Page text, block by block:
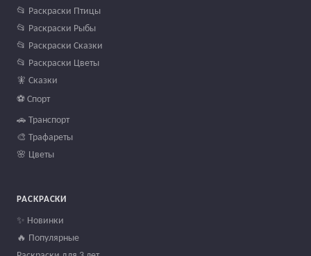
📂 Раскраски Птицы
📂 Раскраски Рыбы
📂 Раскраски Сказки
📂 Раскраски Цветы
🧚 Сказки
⚽ Спорт
🚗 Транспорт
🎨 Трафареты
🌸 Цветы
РАСКРАСКИ
✨ Новинки
🔥 Популярные